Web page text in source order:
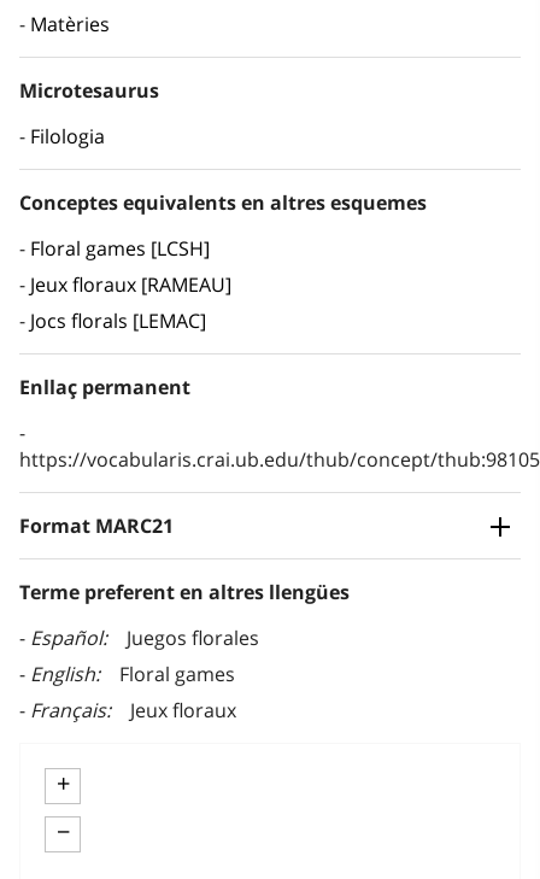
Matèries
Microtesaurus
Filologia
Conceptes equivalents en altres esquemes
Floral games [LCSH]
Jeux floraux [RAMEAU]
Jocs florals [LEMAC]
Enllaç permanent
https://vocabularis.crai.ub.edu/thub/concept/
Format MARC21
Terme preferent en altres llengües
Español
Juegos florales
English
Floral games
Français
Jeux floraux
+
−